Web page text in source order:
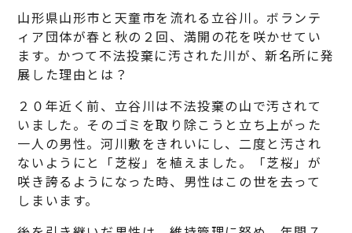
山形県山形市と天童市を流れる立谷川。ボランテ
ィア団体が春と秋の２回、満開の花を咲かせてい
ます。かつて不法投棄に汚された川が、新名所に発
展した理由とは？
２０年近く前、立谷川は不法投棄の山で汚されて
いました。そのゴミを取り除こうと立ち上がった
一人の男性。河川敷をきれいにし、二度と汚され
ないようにと「芝桜」を植えました。「芝桜」が
咲き誇るようになった時、男性はこの世を去って
しまいます。